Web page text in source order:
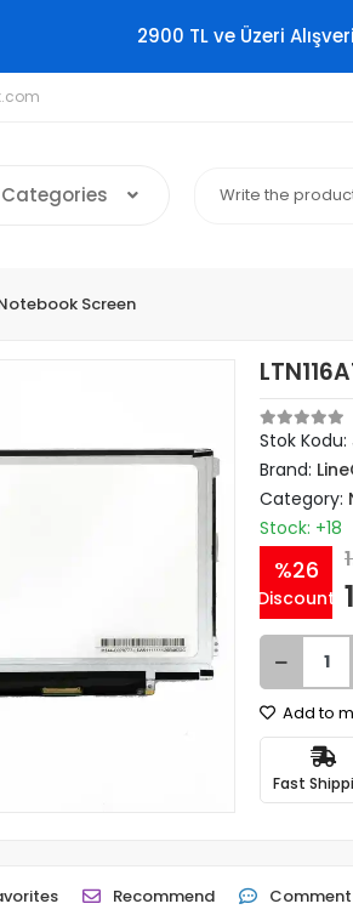
2900 TL ve Üzeri
Categories
Screen
Stok Kodu:
Brand:
Category:
Stock: +18
%26
Discount
Add to
Fast
Recommend Comment